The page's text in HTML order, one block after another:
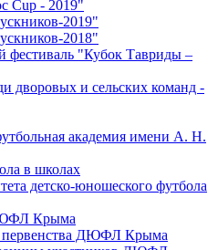
Cup - 2019"
2019"
2018"
фестиваль "Кубок Тавриды –
дворовых и сельских команд -
академия имени А. Н.
в школах
детско-юношеского футбола
Крыма
первенства ДЮФЛ Крыма